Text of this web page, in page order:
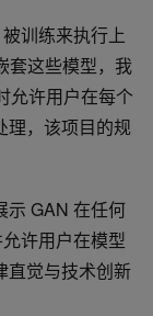
被训练来执行上
套这些模型，我
允许用户在每个
理，该项目的规
示 GAN 在任何
许用户在模型
直觉与技术创新